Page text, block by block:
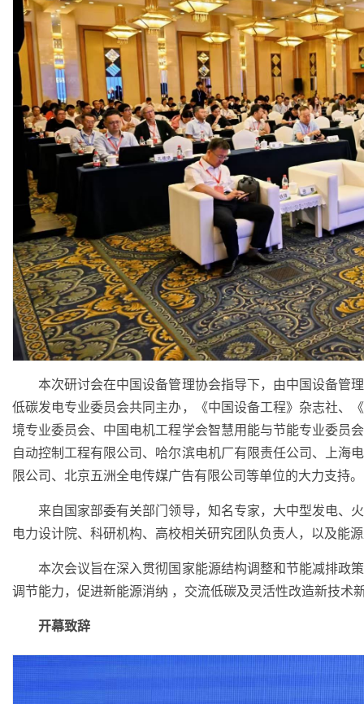
本次研讨会在中国设备管理协会指导下，由中国设备管
低碳发电专业委员会共同主办，《中国设备工程》杂志社、
境专业委员会、中国电机工程学会智慧用能与节能专业委员
自动控制工程有限公司、哈尔滨电机厂有限责任公司、上海
限公司、北京五洲全电传媒广告有限公司等单位的大力支持。
来自国家部委有关部门领导，知名专家，大中型发电、
电力设计院、科研机构、高校相关研究团队负责人，以及能
本次会议旨在深入贯彻国家能源结构调整和节能减排政
调节能力，促进新能源消纳 ，交流低碳及灵活性改造新技术
开幕致辞